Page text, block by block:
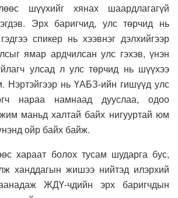
шүүхийг хянах шаардлагагүй
Эрх баригчид, улс төрчид нь
спикер нь хээвнэг дэлхийгээр
ямар ардчилсан улс гэхэв, үнэн
улсад л улс төрчид нь шүүхээ
Нэртэйгээр нь ҮАБЗ-ийн гишүүд улс
нараа намнаад дууслаа, одоо
маньд халтай байх нигууртай юм
ойр байх байж.
хараат болох тусам шударга бус,
ханддагын жишээ нийтэд илэрхий
ЖДҮ-чдийн эрх баригчдын